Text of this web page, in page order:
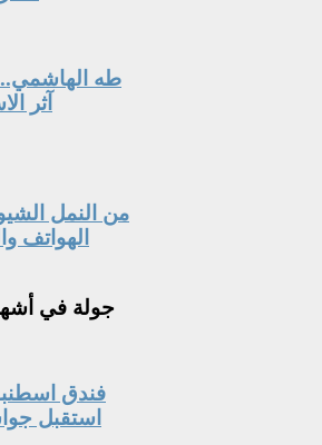
طه
آثر
جولة في
فندق
استقبل